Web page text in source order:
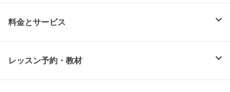
料金とサービス
レッスン予約・教材